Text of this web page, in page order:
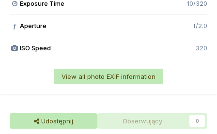
Exposure Time 10/320
f Aperture f/2.0
ISO Speed 320
View all photo EXIF information
Udostępnij Obserwujący 0